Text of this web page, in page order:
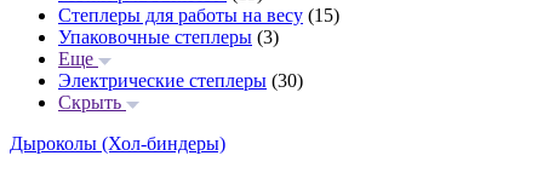
Степлеры для работы на весу (15)
Упаковочные степлеры (3)
Еще
Электрические степлеры (30)
Скрыть
Дыроколы (Хол-биндеры)